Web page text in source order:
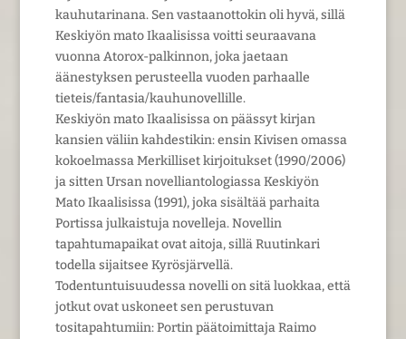
kauhutarinana. Sen vastaanottokin oli hyvä, sillä
Keskiyön mato Ikaalisissa voitti seuraavana
vuonna Atorox-palkinnon, joka jaetaan
äänestyksen perusteella vuoden parhaalle
tieteis/fantasia/kauhunovellille.
Keskiyön mato Ikaalisissa on päässyt kirjan
kansien väliin kahdestikin: ensin Kivisen omassa
kokoelmassa Merkilliset kirjoitukset (1990/2006)
ja sitten Ursan novelliantologiassa Keskiyön
Mato Ikaalisissa (1991), joka sisältää parhaita
Portissa julkaistuja novelleja. Novellin
tapahtumapaikat ovat aitoja, sillä Ruutinkari
todella sijaitsee Kyrösjärvellä.
Todentuntuisuudessa novelli on sitä luokkaa, että
jotkut ovat uskoneet sen perustuvan
tositapahtumiin: Portin päätoimittaja Raimo